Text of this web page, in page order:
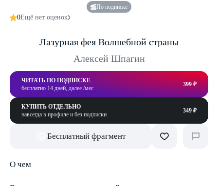
По подписке
0Ещё нет оценок
Лазурная фея Волшебной страны
Алексей Шпагин
ЧИТАТЬ ПО ПОДПИСКЕ
бесплатно 14 дней, далее /мес
399 ₽
КУПИТЬ ОТДЕЛЬНО
навсегда в профиле и без подписки
349 ₽
Бесплатный фрагмент
О чем